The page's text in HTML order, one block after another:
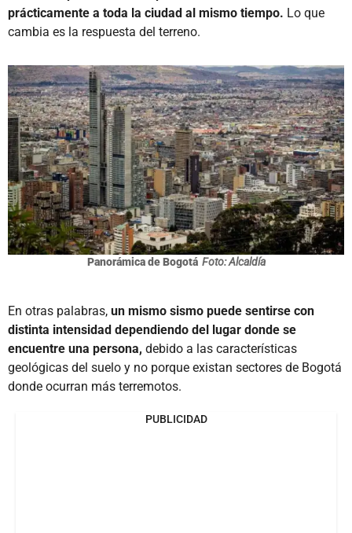
prácticamente a toda la ciudad al mismo tiempo. Lo que
cambia es la respuesta del terreno.
Panorámica de Bogotá Foto: Alcaldía
En otras palabras, un mismo sismo puede sentirse con
distinta intensidad dependiendo del lugar donde se
encuentre una persona, debido a las características
geológicas del suelo y no porque existan sectores de Bogotá
donde ocurran más terremotos.
PUBLICIDAD